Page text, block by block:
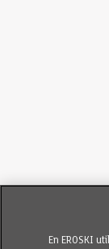
En EROSKI